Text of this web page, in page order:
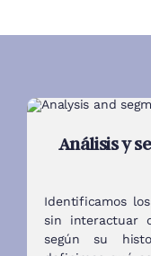
Análisis y
Identificamos
sin interactuar
según su